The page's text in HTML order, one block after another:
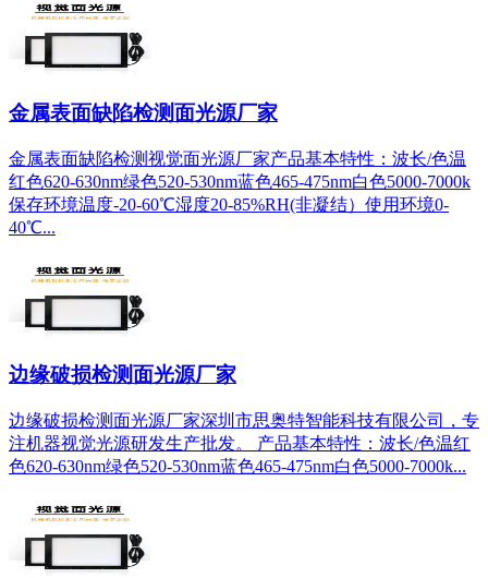
金属表面缺陷检测面光源厂家
金属表面缺陷检测视觉面光源厂家产品基本特性：波长/色温
红色620-630nm绿色520-530nm蓝色465-475nm白色5000-7000k
保存环境温度-20-60℃湿度20-85%RH(非凝结）使用环境0-
40℃...
边缘破损检测面光源厂家
边缘破损检测面光源厂家深圳市思奥特智能科技有限公司，专
注机器视觉光源研发生产批发。 产品基本特性：波长/色温红
色620-630nm绿色520-530nm蓝色465-475nm白色5000-7000k...